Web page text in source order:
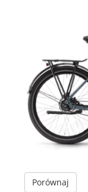
Porównaj